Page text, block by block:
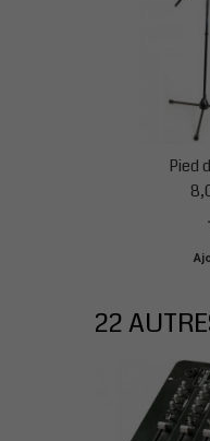
Pied
22